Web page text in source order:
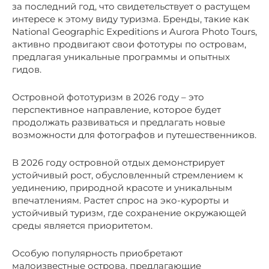
за последний год, что свидетельствует о растущем
интересе к этому виду туризма. Бренды, такие как
National Geographic Expeditions и Aurora Photo Tours,
активно продвигают свои фототуры по островам,
предлагая уникальные программы и опытных
гидов.
Островной фототуризм в 2026 году – это
перспективное направление, которое будет
продолжать развиваться и предлагать новые
возможности для фотографов и путешественников.
В 2026 году островной отдых демонстрирует
устойчивый рост, обусловленный стремлением к
уединению, природной красоте и уникальным
впечатлениям. Растет спрос на эко-курорты и
устойчивый туризм, где сохранение окружающей
среды является приоритетом.
Особую популярность приобретают
малоизвестные острова, предлагающие